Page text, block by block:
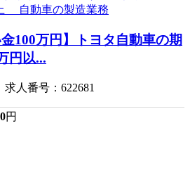
100万円】トヨタ自動車の期
円以...
人番号：622681
円